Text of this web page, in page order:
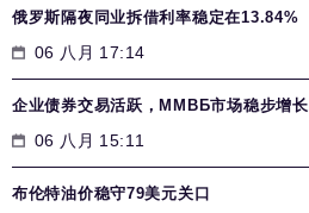
俄罗斯隔夜同业拆借利率稳定在13.84%
06 八月 17:14
企业债券交易活跃，MMВБ市场稳步增长
06 八月 15:11
布伦特油价稳守79美元关口